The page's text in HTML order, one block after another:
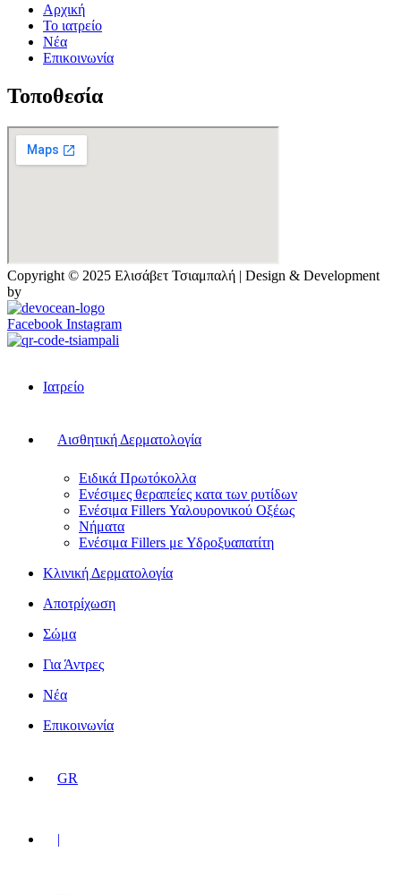
Αρχική
Το ιατρείο
Νέα
Επικοινωνία
Τοποθεσία
Copyright © 2025 Ελισάβετ Τσιαμπαλή | Design & Development
by
Facebook Instagram
Ιατρείο
Αισθητική Δερματολογία
Ειδικά Πρωτόκολλα
Ενέσιμες θεραπείες κατα των ρυτίδων
Ενέσιμα Fillers Υαλουρονικού Οξέως
Νήματα
Ενέσιμα Fillers με Υδροξυαπατίτη
Κλινική Δερματολογία
Αποτρίχωση
Σώμα
Για Άντρες
Νέα
Επικοινωνία
GR
|